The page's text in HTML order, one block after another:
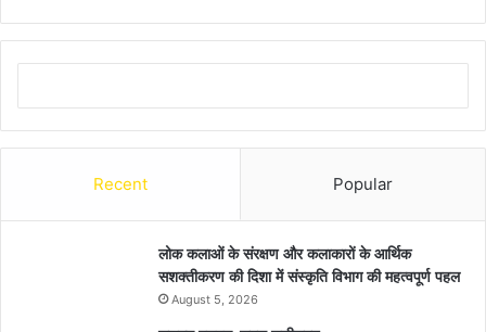
Recent Popular
लोक कलाओं के संरक्षण और कलाकारों के आर्थिक
सशक्तीकरण की दिशा में संस्कृति विभाग की महत्वपूर्ण पहल
August 5, 2026